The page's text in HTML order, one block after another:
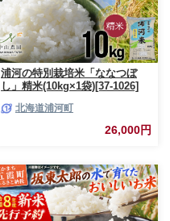
浦河の特別栽培米「ななつぼ
し」精米(10kg×1袋)[37-1026]
北海道浦河町
26,000円